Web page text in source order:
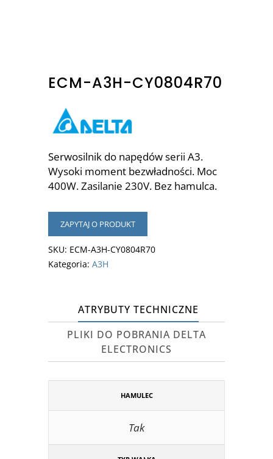
ECM-A3H-CY0804R70
Serwosilnik do napędów serii A3.
Wysoki moment bezwładności. Moc
400W. Zasilanie 230V. Bez hamulca.
ZAPYTAJ O PRODUKT
SKU: ECM-A3H-CY0804R70
Kategoria: A3H
ATRYBUTY TECHNICZNE
PLIKI DO POBRANIA DELTA
ELECTRONICS
HAMULEC
Tak